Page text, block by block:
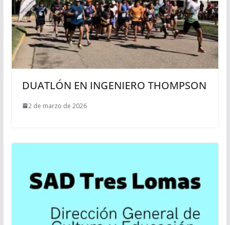
DUATLÓN EN INGENIERO THOMPSON
2 de marzo de 2026